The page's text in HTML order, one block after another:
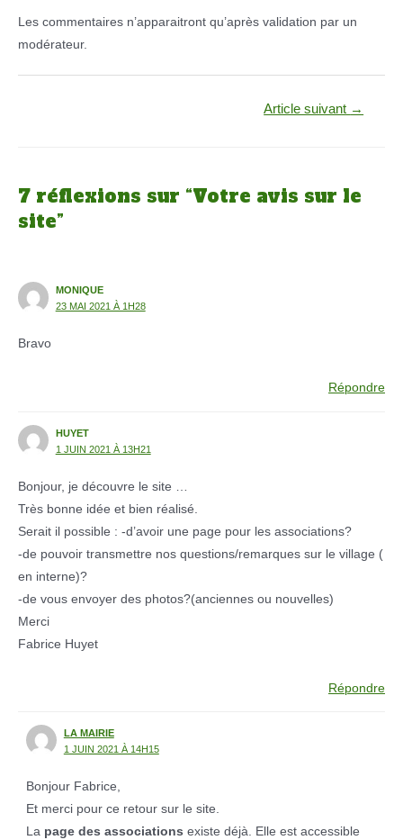
Les commentaires n’apparaitront qu’après validation par un
modérateur.
Article suivant →
7 réflexions sur “Votre avis sur le
site”
MONIQUE
23 MAI 2021 À 1H28
Bravo
Répondre
HUYET
1 JUIN 2021 À 13H21
Bonjour, je découvre le site …
Très bonne idée et bien réalisé.
Serait il possible : -d’avoir une page pour les associations?
-de pouvoir transmettre nos questions/remarques sur le village (
en interne)?
-de vous envoyer des photos?(anciennes ou nouvelles)
Merci
Fabrice Huyet
Répondre
LA MAIRIE
1 JUIN 2021 À 14H15
Bonjour Fabrice,
Et merci pour ce retour sur le site.
La page des associations existe déjà. Elle est accessible